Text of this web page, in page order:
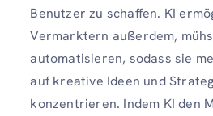
Benutzer zu schaffen. KI
Vermarktern außerdem,
automatisieren, sodass sie
auf kreative Ideen und
konzentrieren. Indem KI den